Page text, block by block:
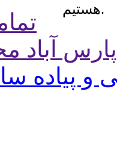
هستیم.
پارس
و پیاده